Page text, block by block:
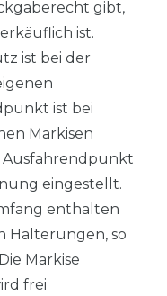
gibt,
ist.
ist bei der
ist bei
Markisen
eingestellt.
enthalten
Halterungen, so
Markise
frei